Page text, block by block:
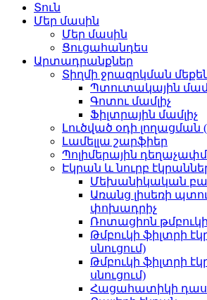
Տուն
Մեր մասին
Մեր մասին
Ցուցահանդես
Արտադրանքներ
Տիղմի ջրազրկման
Պտուտակային
Գոտու մամլիչ
Ֆիլտրային մամլիչ
Լուծված օդի
Լամելլա շարֆիեր
Պոլիմերային
Էկրան և նուրբ
Մեխանիկական
Առանց լիսեռի
փոխադրիչ
Ռոտացիոն
Թմբուկի ֆիլտրի
սնուցում)
Թմբուկի ֆիլտրի
սնուցում)
Հացահատիկի